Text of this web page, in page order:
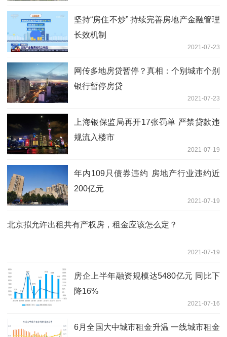
坚持“房住不炒” 持续完善房地产金融管理
长效机制
2021-07-23
网传多地房贷暂停？真相：个别城市个别
银行暂停房贷
2021-07-23
上海银保监局再开17张罚单 严禁贷款违
规流入楼市
2021-07-19
年内109只债券违约 房地产行业违约近
200亿元
2021-07-19
北京拟允许出租共有产权房，租金应该怎么定？
2021-07-19
房企上半年融资规模达5480亿元 同比下
降16%
2021-07-16
6月全国大中城市租金升温 一线城市租金